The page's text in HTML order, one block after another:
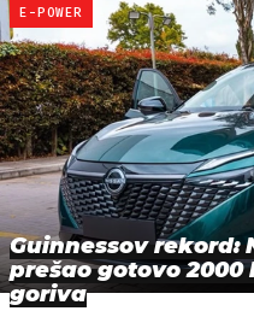
E-POWER
Guinnessov rekord:
prešao gotovo
goriva